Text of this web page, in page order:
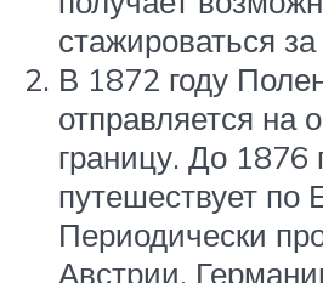
стажироваться
В 1872 году
отправляется на
границу. До 1876
путешествует по
Периодически
Австрии,